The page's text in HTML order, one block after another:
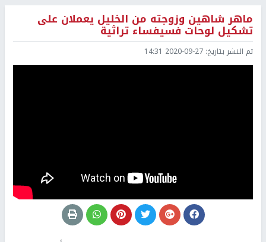
ماهر شاهين وزوجته من الخليل يعملان على
تشكيل لوحات فسيفساء تراثية
تم النشر بتاريخ: 2020-09-27 14:31